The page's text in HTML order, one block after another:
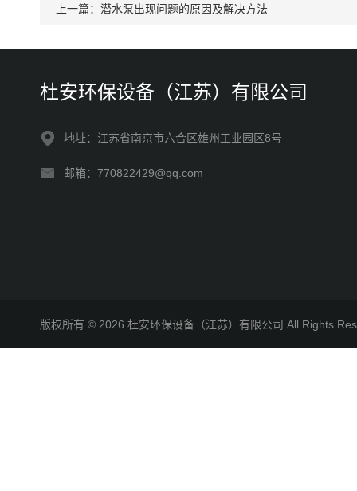
上一篇： 潜水泵出现问题的原因及解决方法
杜安环保设备（江苏）有限公司
地址：江苏省南京市六合区雄州工业园区8号
邮箱：770822429@qq.com
版权所有 © 2026 杜安环保设备（江苏）有限公司 All Rights